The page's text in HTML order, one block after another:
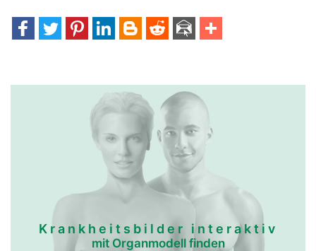
Krankheitsbilder interaktiv
mit Organmodell finden